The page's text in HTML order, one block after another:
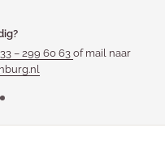
of mail naar